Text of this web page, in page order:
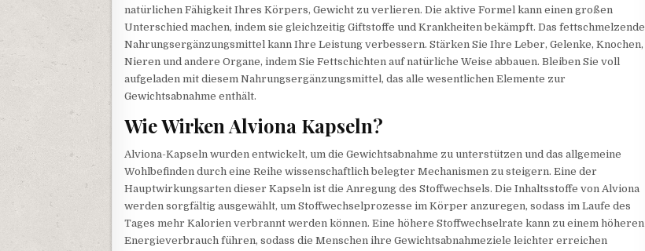
natürlichen Fähigkeit Ihres Körpers, Gewicht zu verlieren. Die aktive Formel kann einen großen
Unterschied machen, indem sie gleichzeitig Giftstoffe und Krankheiten bekämpft. Das fettschmelzende
Nahrungsergänzungsmittel kann Ihre Leistung verbessern. Stärken Sie Ihre Leber, Gelenke, Knochen,
Nieren und andere Organe, indem Sie Fettschichten auf natürliche Weise abbauen. Bleiben Sie voll
aufgeladen mit diesem Nahrungsergänzungsmittel, das alle wesentlichen Elemente zur
Gewichtsabnahme enthält.
Wie Wirken Alviona Kapseln?
Alviona-Kapseln wurden entwickelt, um die Gewichtsabnahme zu unterstützen und das allgemeine
Wohlbefinden durch eine Reihe wissenschaftlich belegter Mechanismen zu steigern. Eine der
Hauptwirkungsarten dieser Kapseln ist die Anregung des Stoffwechsels. Die Inhaltsstoffe von Alviona
werden sorgfältig ausgewählt, um Stoffwechselprozesse im Körper anzuregen, sodass im Laufe des
Tages mehr Kalorien verbrannt werden können. Eine höhere Stoffwechselrate kann zu einem höheren
Energieverbrauch führen, sodass die Menschen ihre Gewichtsabnahmeziele leichter erreichen